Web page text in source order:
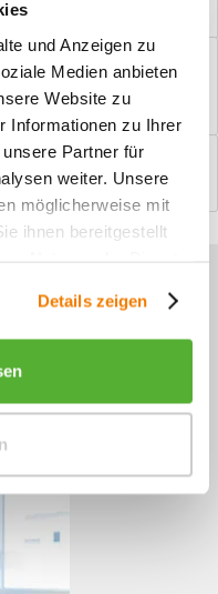
und Anzeigen zu
Medien anbieten
Website zu
Informationen zu Ihrer
Partner für
weiter. Unsere
möglicherweise mit
ihnen bereitgestellt
Details zeigen
konfigurieren und
mehr
unseren
- Do, 09:00 - 16:00 Uhr
Fr, 09:00 - 13:00 Uhr